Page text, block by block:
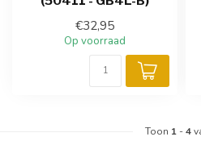
€32,95
Op voorraad
Toon 1 -4